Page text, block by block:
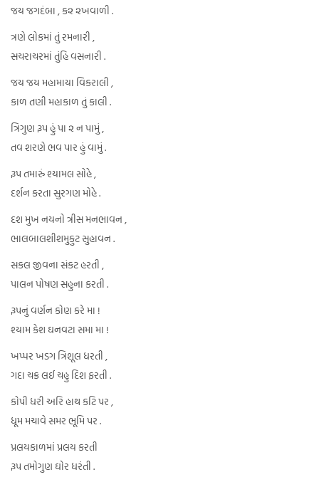
જય જગદંબા , ક૨ ૨ખવાળી .
ત્રણે લોકમાં તું રમનારી ,
સચરાચરમાં તુંહિ વસનારી .
જય જય મહામાયા વિકરાલી ,
કાળ તણી મહાકાળ તું કાલી .
ત્રિગુણ રૂપ હું પા ૨ ન પામું ,
તવ શરણે ભવ પાર હું વામું .
રૂપ તમારું શ્યામલ સોહે ,
દર્શન કરતા સુરગણ મોહે .
દશ મુખ નયનો ત્રીસ મનભાવન ,
ભાલબાલશીશમુકુટ સુહાવન .
સકલ જીવના સંકટ હરતી ,
પાલન પોષણ સહુના કરતી .
રૂપનું વર્ણન કોણ કરે મા !
શ્યામ કેશ ઘનવટા સમા મા !
ખપ્પર ખડગ ત્રિશૂલ ધરતી ,
ગદા ચક્ર લઈ ચહુ દિશ ફરતી .
કોપી ધરી અરિ હાથ કટિ પર ,
ધૂમ મચાવે સમર ભૂમિ પર .
પ્રલયકાળમાં પ્રલય કરતી
રૂપ તમોગુણ ઘોર ધરંતી .